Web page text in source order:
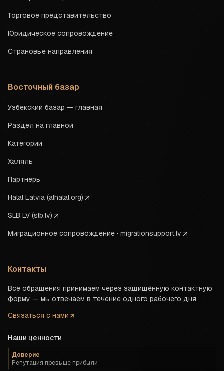
Торговое представительство
Юридическое сопровождение
Страновые направления
Восточный базар
Узбекский базар — главная
Раздел на главной
Категории
Халяль
Партнёры
Halal Latvia (alhalal.org)
SLB LV (slb.lv)
Миграционное сопровождение · migrationsupport.lv
Контакты
Все обращения принимаем через защищённую контактную
форму — мы отвечаем в течение одного рабочего дня.
Связаться с нами
Наши ценности
Доверие
Репутация превыше прибыли